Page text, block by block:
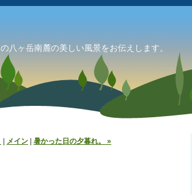
八ヶ岳南麓の美しい風景をお伝えします。
メイン 暑かった日の夕暮れ。 »